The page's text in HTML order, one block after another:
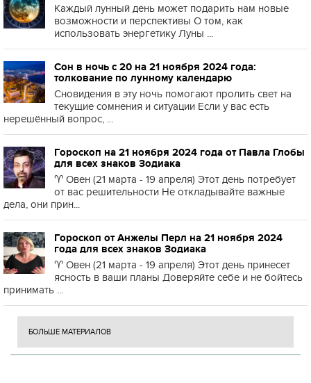
Каждый лунный день может подарить нам новые
возможности и перспективы О том, как
использовать энергетику Луны ...
Сон в ночь с 20 на 21 ноября 2024 года:
толкование по лунному календарю
Сновидения в эту ночь помогают пролить свет на
текущие сомнения и ситуации Если у вас есть
нерешённый вопрос, ...
Гороскоп на 21 ноября 2024 года от Павла Глобы
для всех знаков Зодиака
♈️ Овен (21 марта - 19 апреля) Этот день потребует
от вас решительности Не откладывайте важные
дела, они прин...
Гороскоп от Анжелы Перл на 21 ноября 2024
года для всех знаков Зодиака
♈️ Овен (21 марта - 19 апреля) Этот день принесет
ясность в ваши планы Доверяйте себе и не бойтесь
принимать ...
БОЛЬШЕ МАТЕРИАЛОВ